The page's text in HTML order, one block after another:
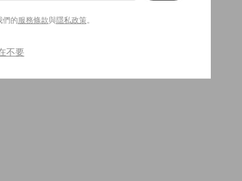
們的服務條款與隱私政策。
不要